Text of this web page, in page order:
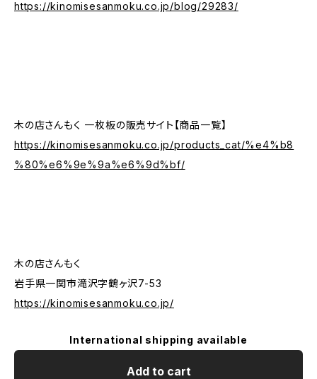
https://kinomisesanmoku.co.jp/blog/29283/
木の店さんもく 一枚板の販売サイト【商品一覧】
https://kinomisesanmoku.co.jp/products_cat/%e4%b8
%80%e6%9e%9a%e6%9d%bf/
木の店さんもく
岩手県一関市滝沢字鶴ヶ沢7-53
https://kinomisesanmoku.co.jp/
International shipping available
Add to cart